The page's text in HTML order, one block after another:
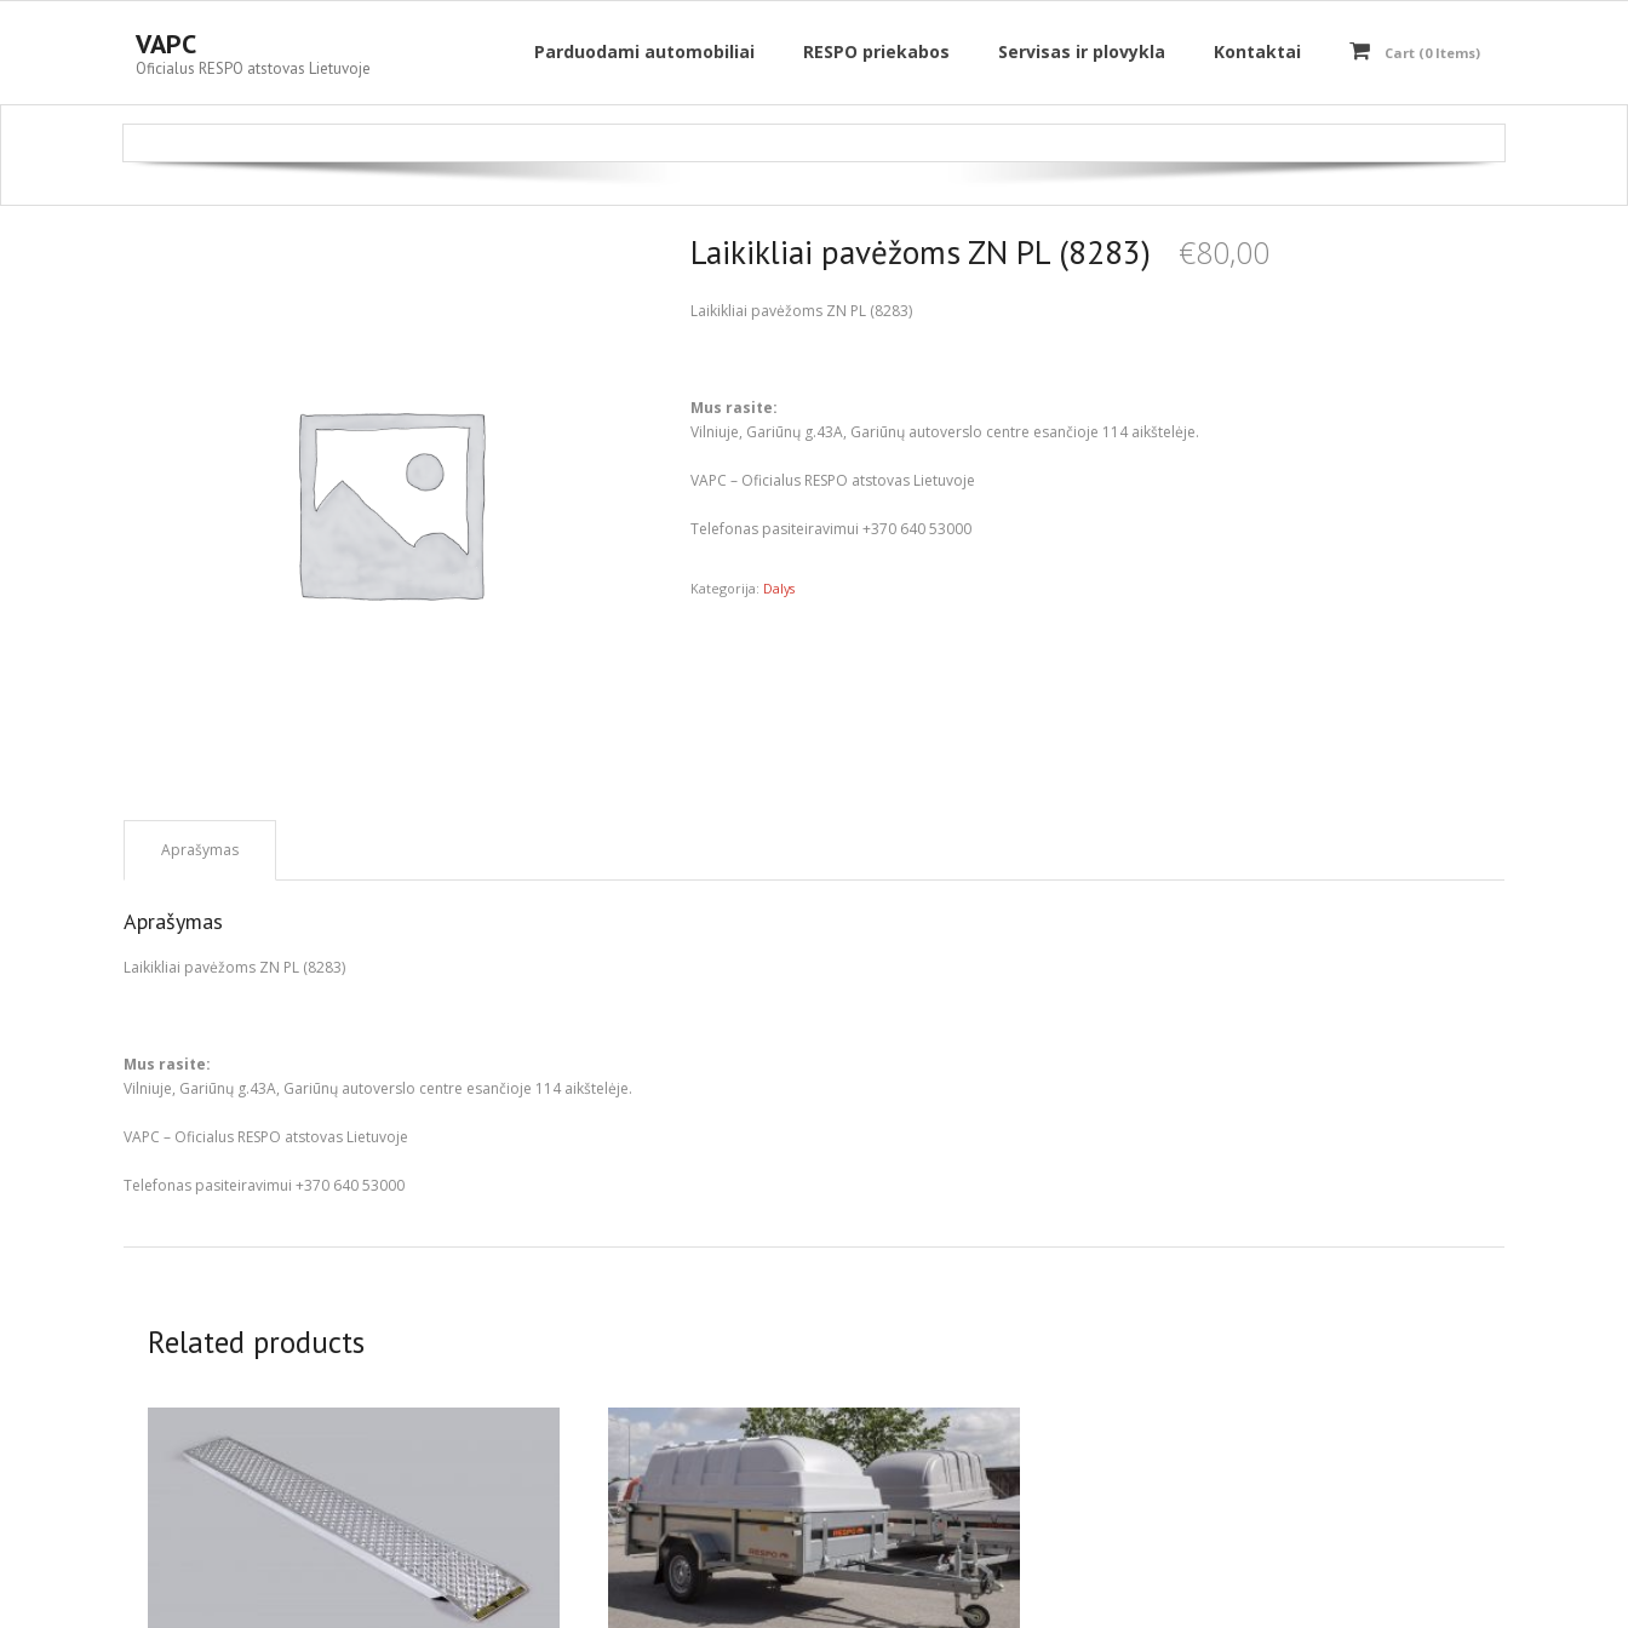
VAPC
Oficialus RESPO atstovas Lietuvoje
Parduodami automobiliai RESPO priekabos Servisas ir plovykla Kontaktai Cart (0Items)
Laikikliai pavėžoms ZN PL (8283) €80,00
Laikikliai pavėžoms ZN PL (8283)
Mus rasite:
Vilniuje, Gariūnų g.43A, Gariūnų autoverslo centre esančioje 114 aikštelėje.
VAPC – Oficialus RESPO atstovas Lietuvoje
Telefonas pasiteiravimui +370 640 53000
Kategorija: Dalys
Aprašymas
Aprašymas
Laikikliai pavėžoms ZN PL (8283)
Mus rasite:
Vilniuje, Gariūnų g.43A, Gariūnų autoverslo centre esančioje 114 aikštelėje.
VAPC – Oficialus RESPO atstovas Lietuvoje
Telefonas pasiteiravimui +370 640 53000
Related products